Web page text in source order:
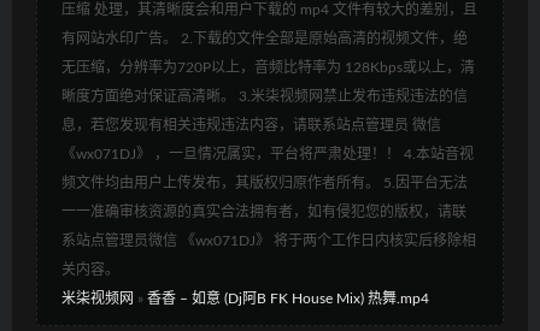
压缩 处理，其清晰度会和用户下载的 mp4 文件有较大的差别，且
有网站水印广告。 2.下载的文件全部是原始高清的视频文件，绝
无压缩，分辨率为720P以上，音频比特率为 128Kbps或以上，清
晰度方面绝对保证高清晰。 3.米柒视频网禁止发布违规违法的信
息，若您发现有相关违规违法内容，请联系站点管理员 微信
《wx071DJ》 ，一旦情况属实，平台将严肃处理！！ 4.本站音视
频文件均由用户上传发布，其版权归原作者所有。 5.因平台无法
一一准确审核资源的真实合法拥有者，如有侵犯您的版权，请联
系站点管理员微信 《wx071DJ》 将于两个工作日内核实后移除相
关内容。
米柒视频网 » 香香 – 如意 (Dj阿B FK House Mix) 热舞.mp4